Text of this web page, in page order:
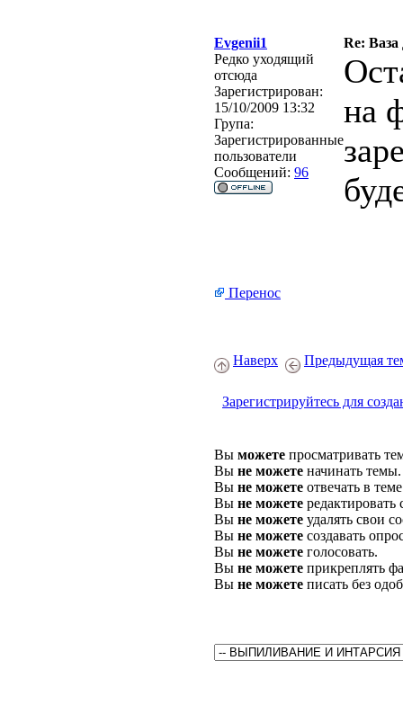
Evgenii1
Re:
Редко уходящий
отсюда
Зарегистрирован:
15/10/2009 13:32
Група:
Зарегистрированные
пользователи
Сообщений: 96
на
Перенос
Наверх Предыдущая
Зарегистрируйтесь для
Вы можете просматривать
Вы не можете начинать темы.
Вы не можете отвечать в
Вы не можете
Вы не можете удалять свои
Вы не можете создавать
Вы не можете голосовать.
Вы не можете прикреплять
Вы не можете писать без